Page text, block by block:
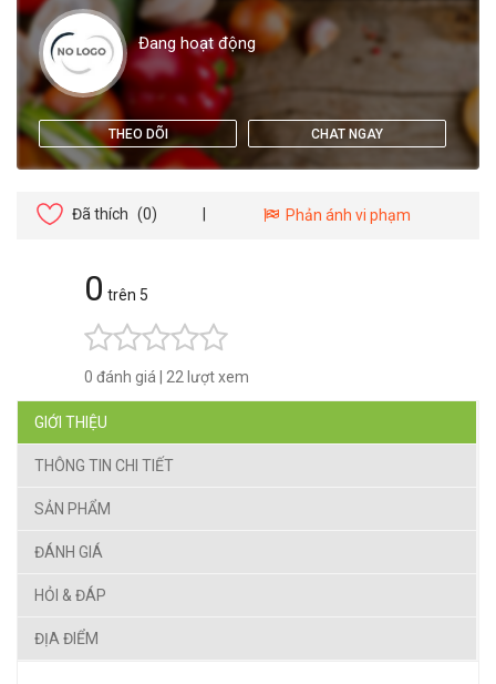
Đang hoạt động
THEO DÕI CHAT NGAY
Đã thích (0) Phản ánh vi phạm
0 trên 5
0 đánh giá 22 lượt xem
GIỚI THIỆU
THÔNG TIN CHI TIẾT
SẢN PHẨM
ĐÁNH GIÁ
HỎI & ĐÁP
ĐỊA ĐIỂM